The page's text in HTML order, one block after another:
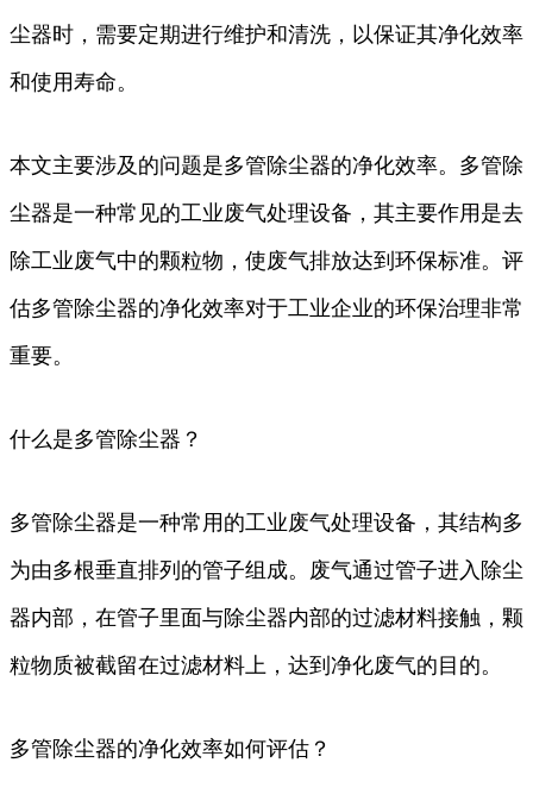
尘器时，需要定期进行维护和清洗，以保证其净化效率
和使用寿命。
本文主要涉及的问题是多管除尘器的净化效率。多管除
尘器是一种常见的工业废气处理设备，其主要作用是去
除工业废气中的颗粒物，使废气排放达到环保标准。评
估多管除尘器的净化效率对于工业企业的环保治理非常
重要。
什么是多管除尘器？
多管除尘器是一种常用的工业废气处理设备，其结构多
为由多根垂直排列的管子组成。废气通过管子进入除尘
器内部，在管子里面与除尘器内部的过滤材料接触，颗
粒物质被截留在过滤材料上，达到净化废气的目的。
多管除尘器的净化效率如何评估？